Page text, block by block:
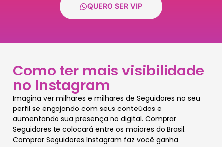
QUERO SER VIP
Como ter mais visibilidade
no Instagram
Imagina ver milhares e milhares de Seguidores no seu
perfil se engajando com seus conteúdos e
aumentando sua presença no digital. Comprar
Seguidores te colocará entre os maiores do Brasil.
Comprar Seguidores Instagram faz você ganha